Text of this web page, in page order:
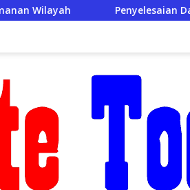
Damai di Desa Cikupa Jadi